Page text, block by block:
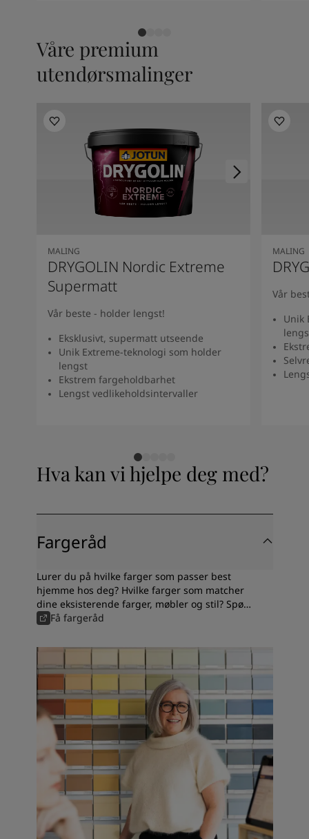
Våre premium
utendørsmalinger
MALING
DRYGOLIN Nordic Extreme
Supermatt
Vår beste - holder lengst!
Eksklusivt, supermatt utseende
Unik Extreme-teknologi som holder
lengst
Ekstrem fargeholdbarhet
Lengst vedlikeholdsintervaller​
MALING
Vår
Unik
Hva kan vi hjelpe deg med?
Fargeråd
Lurer du på hvilke farger som passer best
hjemme hos deg? Hvilke farger som matcher
dine eksisterende farger, møbler og stil? Spør
våre fargeeksperter, få fargeråd og tips til
Få fargeråd